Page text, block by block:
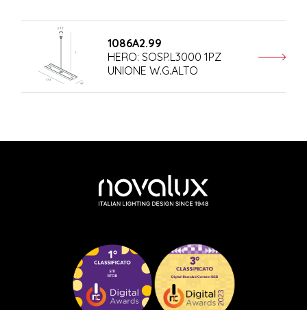
1086A2.99
HERO: SOSP.L3000 1PZ
UNIONE W.G.ALTO